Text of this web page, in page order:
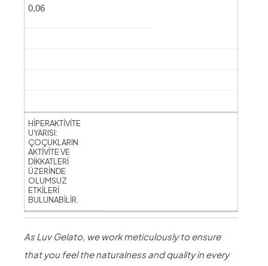
0,06
HİPERAKTİVİTE
UYARISI:
ÇOÇUKLARIN
AKTİVİTE VE
DİKKATLERİ
ÜZERİNDE
OLUMSUZ
ETKİLERİ
BULUNABİLİR.
As Luv Gelato, we work meticulously to ensure
that you feel the naturalness and quality in every